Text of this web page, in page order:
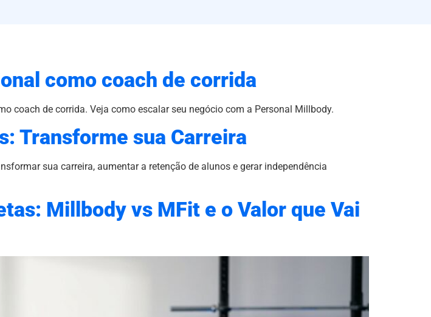
como coach de corrida
coach de corrida. Veja como escalar seu negócio com a Personal Millbody.
Transforme sua Carreira
sua carreira, aumentar a retenção de alunos e gerar independência
Millbody vs MFit e o Valor que Vai